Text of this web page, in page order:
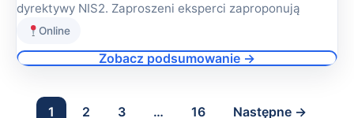
dyrektywy NIS2. Zaproszeni eksperci zaproponują
Online
Zobacz podsumowanie →
1 2 3 … 16 Następne →